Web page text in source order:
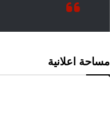
مساحة اعلانية